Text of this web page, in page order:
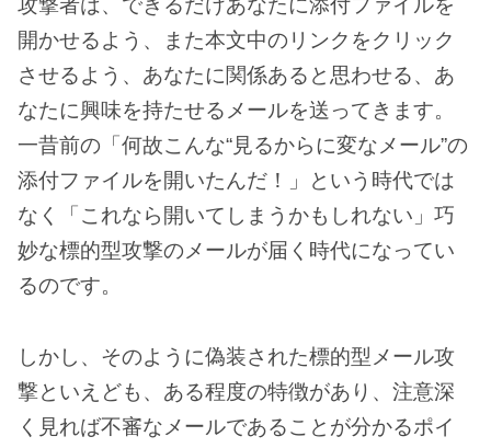
攻撃者は、できるだけあなたに添付ファイルを
開かせるよう、また本文中のリンクをクリック
させるよう、あなたに関係あると思わせる、あ
なたに興味を持たせるメールを送ってきます。
一昔前の「何故こんな“見るからに変なメール”の
添付ファイルを開いたんだ！」という時代では
なく「これなら開いてしまうかもしれない」巧
妙な標的型攻撃のメールが届く時代になってい
るのです。
しかし、そのように偽装された標的型メール攻
撃といえども、ある程度の特徴があり、注意深
く見れば不審なメールであることが分かるポイ